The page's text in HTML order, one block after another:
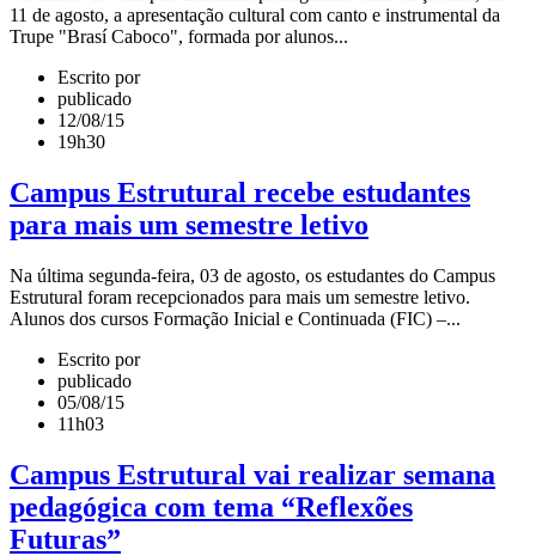
11 de agosto, a apresentação cultural com canto e instrumental da
Trupe "Brasí Caboco", formada por alunos...
Escrito por
publicado
12/08/15
19h30
Campus Estrutural recebe estudantes
para mais um semestre letivo
Na última segunda-feira, 03 de agosto, os estudantes do Campus
Estrutural foram recepcionados para mais um semestre letivo.
Alunos dos cursos Formação Inicial e Continuada (FIC) –...
Escrito por
publicado
05/08/15
11h03
Campus Estrutural vai realizar semana
pedagógica com tema “Reflexões
Futuras”